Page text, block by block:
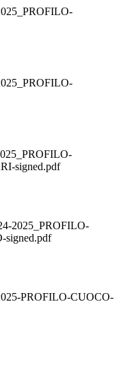
signed.pdf
2025_PROFILO-
PROFILO-CUOCO-